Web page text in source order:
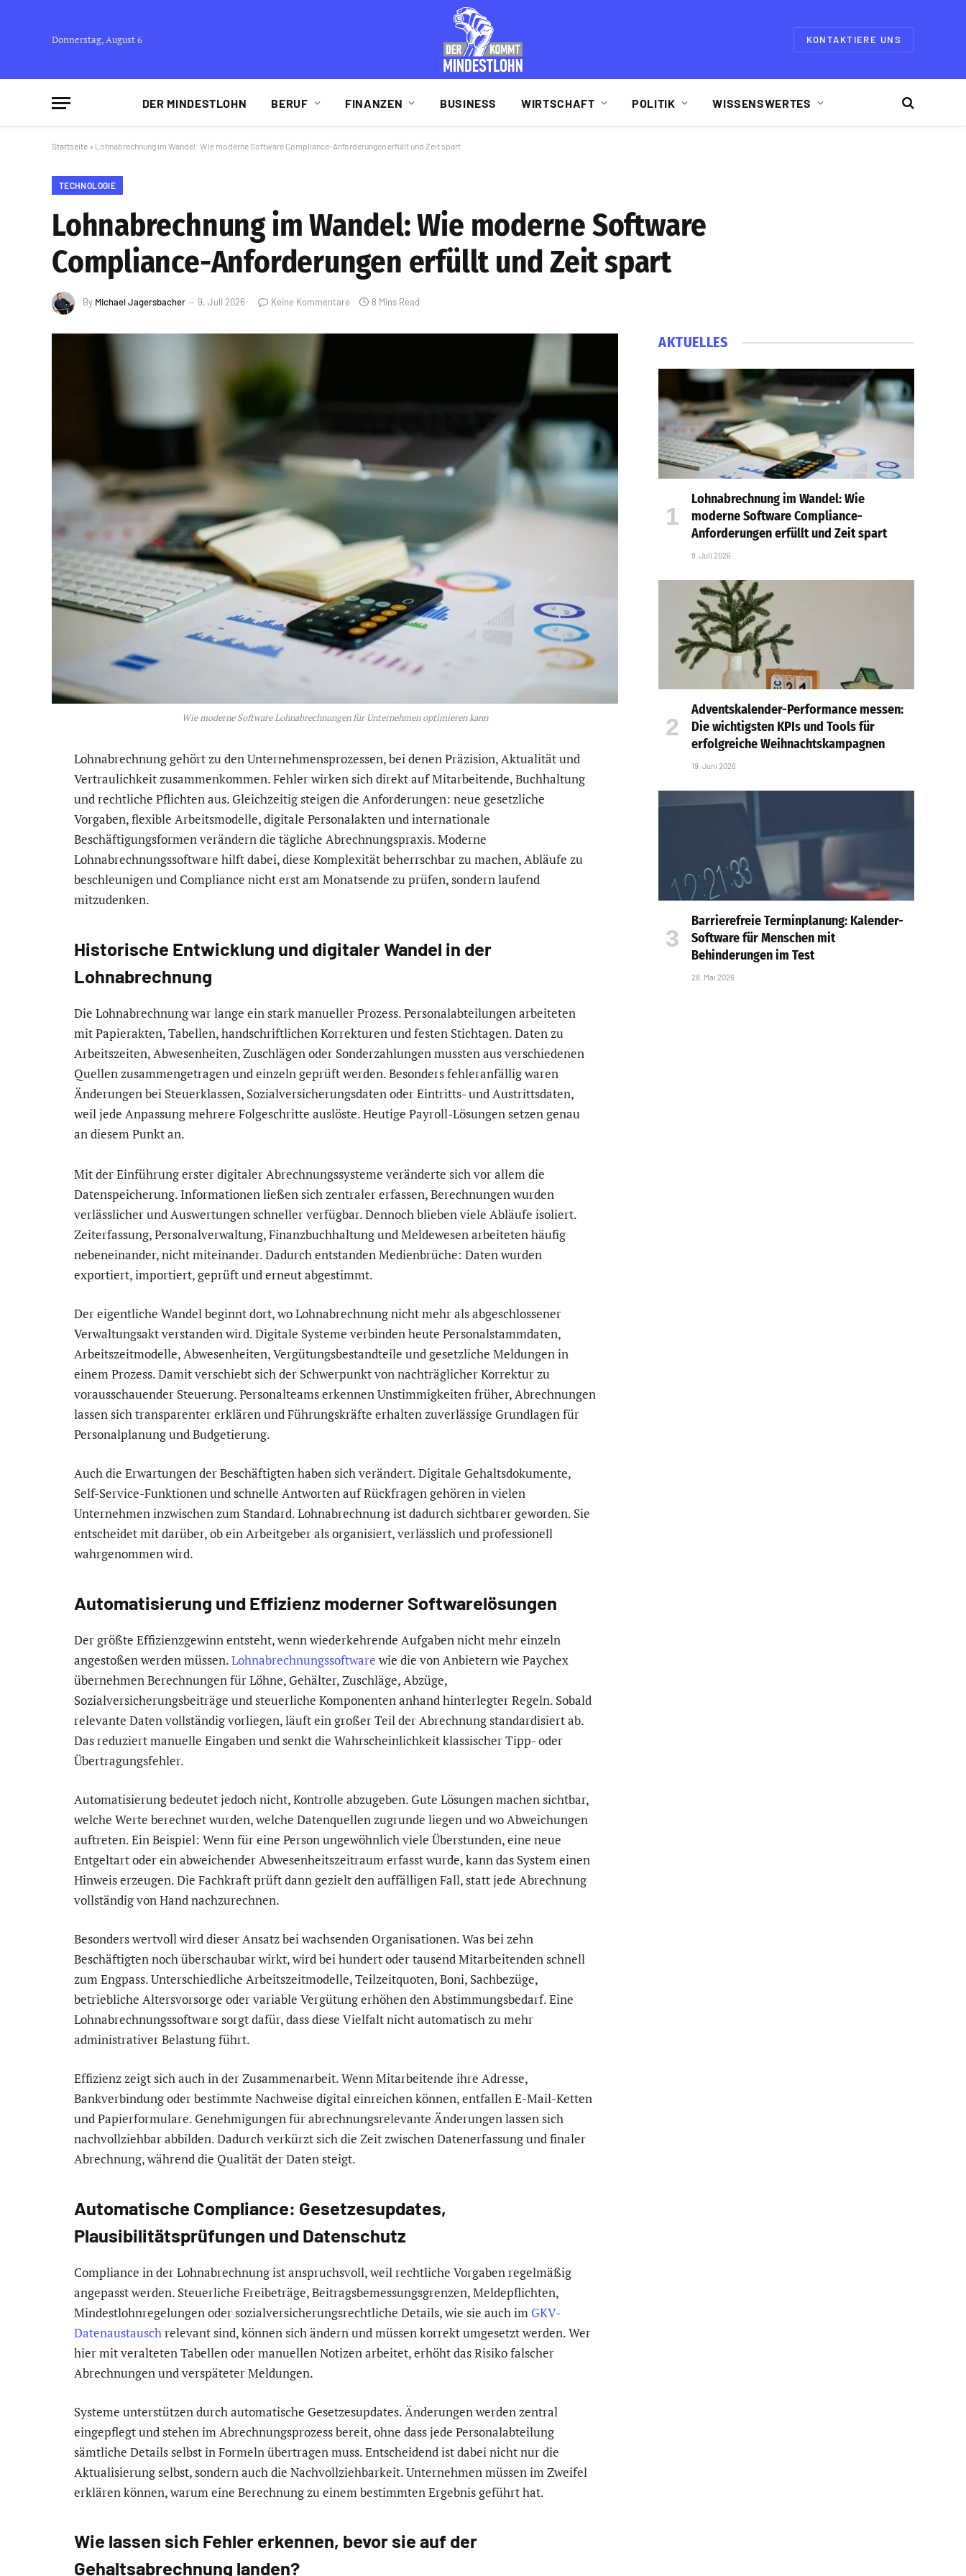
Donnerstag, August 6 KONTAKTIERE UNS
DER MINDESTLOHN BERUF FINANZEN BUSINESS WIRTSCHAFT POLITIK WISSENSWERTES
Startseite » Lohnabrechnung im Wandel: Wie moderne Software Compliance-Anforderungen erfüllt und Zeit spart
TECHNOLOGIE
Lohnabrechnung im Wandel: Wie moderne Software
Compliance-Anforderungen erfüllt und Zeit spart
By Michael Jagersbacher 9. Juli 2026 Keine Kommentare 8 Mins Read
Wie moderne Software Lohnabrechnungen für Unternehmen optimieren kann
Lohnabrechnung gehört zu den Unternehmensprozessen, bei denen Präzision, Aktualität und
Vertraulichkeit zusammenkommen. Fehler wirken sich direkt auf Mitarbeitende, Buchhaltung
und rechtliche Pflichten aus. Gleichzeitig steigen die Anforderungen: neue gesetzliche
Vorgaben, flexible Arbeitsmodelle, digitale Personalakten und internationale
Beschäftigungsformen verändern die tägliche Abrechnungspraxis. Moderne
Lohnabrechnungssoftware hilft dabei, diese Komplexität beherrschbar zu machen, Abläufe zu
beschleunigen und Compliance nicht erst am Monatsende zu prüfen, sondern laufend
mitzudenken.
Historische Entwicklung und digitaler Wandel in der
Lohnabrechnung
Die Lohnabrechnung war lange ein stark manueller Prozess. Personalabteilungen arbeiteten
mit Papierakten, Tabellen, handschriftlichen Korrekturen und festen Stichtagen. Daten zu
Arbeitszeiten, Abwesenheiten, Zuschlägen oder Sonderzahlungen mussten aus verschiedenen
Quellen zusammengetragen und einzeln geprüft werden. Besonders fehleranfällig waren
Änderungen bei Steuerklassen, Sozialversicherungsdaten oder Eintritts- und Austrittsdaten,
weil jede Anpassung mehrere Folgeschritte auslöste. Heutige Payroll-Lösungen setzen genau
an diesem Punkt an.
Mit der Einführung erster digitaler Abrechnungssysteme veränderte sich vor allem die
Datenspeicherung. Informationen ließen sich zentraler erfassen, Berechnungen wurden
verlässlicher und Auswertungen schneller verfügbar. Dennoch blieben viele Abläufe isoliert.
Zeiterfassung, Personalverwaltung, Finanzbuchhaltung und Meldewesen arbeiteten häufig
nebeneinander, nicht miteinander. Dadurch entstanden Medienbrüche: Daten wurden
exportiert, importiert, geprüft und erneut abgestimmt.
Der eigentliche Wandel beginnt dort, wo Lohnabrechnung nicht mehr als abgeschlossener
Verwaltungsakt verstanden wird. Digitale Systeme verbinden heute Personalstammdaten,
Arbeitszeitmodelle, Abwesenheiten, Vergütungsbestandteile und gesetzliche Meldungen in
einem Prozess. Damit verschiebt sich der Schwerpunkt von nachträglicher Korrektur zu
vorausschauender Steuerung. Personalteams erkennen Unstimmigkeiten früher, Abrechnungen
lassen sich transparenter erklären und Führungskräfte erhalten zuverlässige Grundlagen für
Personalplanung und Budgetierung.
Auch die Erwartungen der Beschäftigten haben sich verändert. Digitale Gehaltsdokumente,
Self-Service-Funktionen und schnelle Antworten auf Rückfragen gehören in vielen
Unternehmen inzwischen zum Standard. Lohnabrechnung ist dadurch sichtbarer geworden. Sie
entscheidet mit darüber, ob ein Arbeitgeber als organisiert, verlässlich und professionell
wahrgenommen wird.
Automatisierung und Effizienz moderner Softwarelösungen
Der größte Effizienzgewinn entsteht, wenn wiederkehrende Aufgaben nicht mehr einzeln
angestoßen werden müssen.Lohnabrechnungssoftware wie die von Anbietern wie Paychex
übernehmen Berechnungen für Löhne, Gehälter, Zuschläge, Abzüge,
Sozialversicherungsbeiträge und steuerliche Komponenten anhand hinterlegter Regeln. Sobald
relevante Daten vollständig vorliegen, läuft ein großer Teil der Abrechnung standardisiert ab.
Das reduziert manuelle Eingaben und senkt die Wahrscheinlichkeit klassischer Tipp- oder
Übertragungsfehler.
Automatisierung bedeutet jedoch nicht, Kontrolle abzugeben. Gute Lösungen machen sichtbar,
welche Werte berechnet wurden, welche Datenquellen zugrunde liegen und wo Abweichungen
auftreten. Ein Beispiel: Wenn für eine Person ungewöhnlich viele Überstunden, eine neue
Entgeltart oder ein abweichender Abwesenheitszeitraum erfasst wurde, kann das System einen
Hinweis erzeugen. Die Fachkraft prüft dann gezielt den auffälligen Fall, statt jede Abrechnung
vollständig von Hand nachzurechnen.
Besonders wertvoll wird dieser Ansatz bei wachsenden Organisationen. Was bei zehn
Beschäftigten noch überschaubar wirkt, wird bei hundert oder tausend Mitarbeitenden schnell
zum Engpass. Unterschiedliche Arbeitszeitmodelle, Teilzeitquoten, Boni, Sachbezüge,
betriebliche Altersvorsorge oder variable Vergütung erhöhen den Abstimmungsbedarf. Eine
Lohnabrechnungssoftware sorgt dafür, dass diese Vielfalt nicht automatisch zu mehr
administrativer Belastung führt.
Effizienz zeigt sich auch in der Zusammenarbeit. Wenn Mitarbeitende ihre Adresse,
Bankverbindung oder bestimmte Nachweise digital einreichen können, entfallen E-Mail-Ketten
und Papierformulare. Genehmigungen für abrechnungsrelevante Änderungen lassen sich
nachvollziehbar abbilden. Dadurch verkürzt sich die Zeit zwischen Datenerfassung und finaler
Abrechnung, während die Qualität der Daten steigt.
Automatische Compliance: Gesetzesupdates,
Plausibilitätsprüfungen und Datenschutz
Compliance in der Lohnabrechnung ist anspruchsvoll, weil rechtliche Vorgaben regelmäßig
angepasst werden. Steuerliche Freibeträge, Beitragsbemessungsgrenzen, Meldepflichten,
Mindestlohnregelungen oder sozialversicherungsrechtliche Details, wie sie auch im GKV-
Datenaustauschrelevant sind, können sich ändern und müssen korrekt umgesetzt werden. Wer
hier mit veralteten Tabellen oder manuellen Notizen arbeitet, erhöht das Risiko falscher
Abrechnungen und verspäteter Meldungen.
Systeme unterstützen durch automatische Gesetzesupdates. Änderungen werden zentral
eingepflegt und stehen im Abrechnungsprozess bereit, ohne dass jede Personalabteilung
sämtliche Details selbst in Formeln übertragen muss. Entscheidend ist dabei nicht nur die
Aktualisierung selbst, sondern auch die Nachvollziehbarkeit. Unternehmen müssen im Zweifel
erklären können, warum eine Berechnung zu einem bestimmten Ergebnis geführt hat.
Wie lassen sich Fehler erkennen, bevor sie auf der
Gehaltsabrechnung landen?
AKTUELLES
Lohnabrechnung im Wandel: Wie
moderne Software Compliance-
Anforderungen erfüllt und Zeit spart
9. Juli 2026
Adventskalender-Performance messen:
Die wichtigsten KPIs und Tools für
erfolgreiche Weihnachtskampagnen
19. Juni 2026
Barrierefreie Terminplanung: Kalender-
Software für Menschen mit
Behinderungen im Test
28. Mai 2026